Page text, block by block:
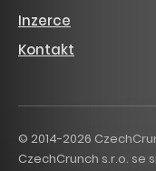
Inzerce
Kontakt
© 2014-2026
CzechCrunch s.r.o. se